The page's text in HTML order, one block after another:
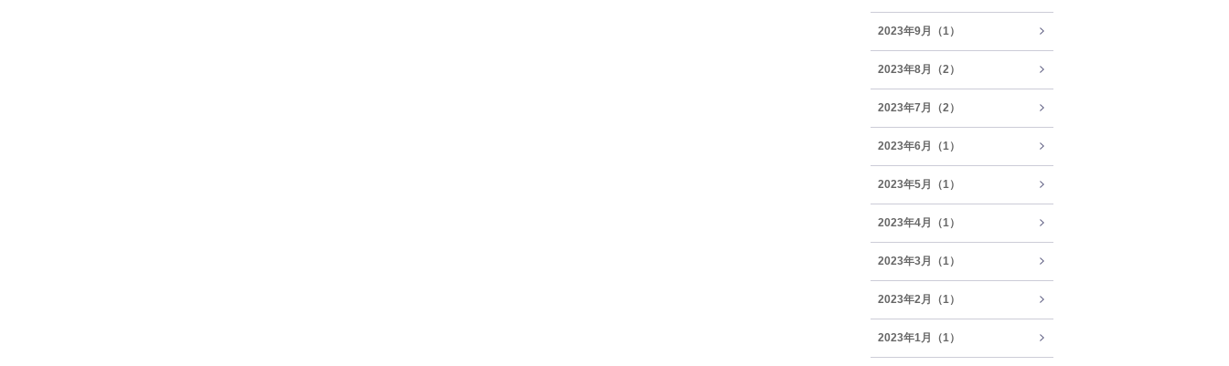
2023年9月（1）
2023年8月（2）
2023年7月（2）
2023年6月（1）
2023年5月（1）
2023年4月（1）
2023年3月（1）
2023年2月（1）
2023年1月（1）